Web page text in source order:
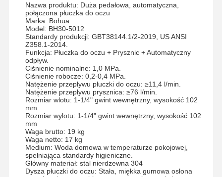
Nazwa produktu: Duża pedałowa, automatyczna,
połączona płuczka do oczu
Marka: Bohua
Model: BH30-5012
Standardy produkcji: GBT38144.1/2-2019, US ANSI
Z358.1-2014.
Funkcja: Płuczka do oczu + Prysznic + Automatyczny
odpływ.
Ciśnienie nominalne: 1,0 MPa.
Ciśnienie robocze: 0,2-0,4 MPa.
Natężenie przepływu płuczki do oczu: ≥11,4 l/min.
Natężenie przepływu prysznica: ≥76 l/min.
Rozmiar wlotu: 1-1/4" gwint wewnętrzny, wysokość 102
mm
Rozmiar wylotu: 1-1/4" gwint wewnętrzny, wysokość 102
mm
Waga brutto: 19 kg
Waga netto: 17 kg
Medium: Woda domowa w temperaturze pokojowej,
spełniająca standardy higieniczne.
Główny materiał: stal nierdzewna 304
Dysza płuczki do oczu: Stała, miękka gumowa osłona